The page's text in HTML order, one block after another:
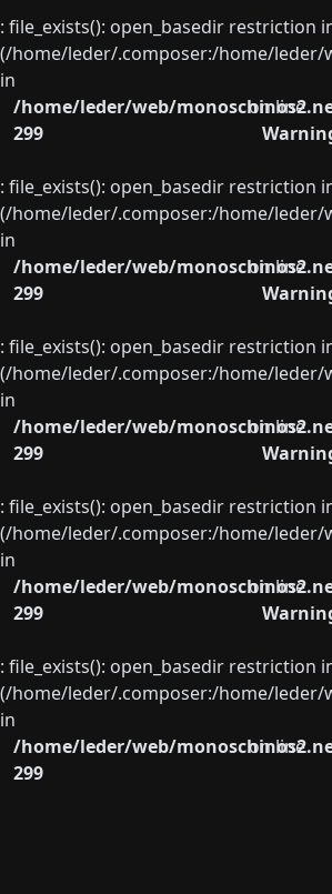
: file_exists(): open_basedir restriction
(/home/leder/.composer:/home/
in
/home/leder/web/
on line
299
: file_exists(): open_basedir restriction
(/home/leder/.composer:/home/
in
/home/leder/web/
on line
299
: file_exists(): open_basedir restriction
(/home/leder/.composer:/home/
in
/home/leder/web/
on line
299
: file_exists(): open_basedir restriction
(/home/leder/.composer:/home/
in
/home/leder/web/
on line
299
: file_exists(): open_basedir restriction
(/home/leder/.composer:/home/
in
/home/leder/web/
on line
299